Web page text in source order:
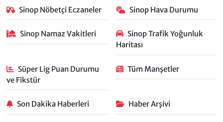
Sinop Nöbetçi Eczaneler Sinop Hava Durumu
Sinop Namaz Vakitleri
Sinop Trafik Yoğunluk
Haritası
Süper Lig Puan Durumu
ve Fikstür
Tüm Manşetler
Son Dakika Haberleri Haber Arşivi